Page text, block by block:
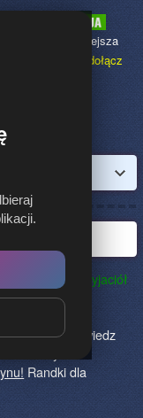
to najpopularniejsza
dołącz
nowych przyjaciół
chętne
do nas, powiedz
Randki dla